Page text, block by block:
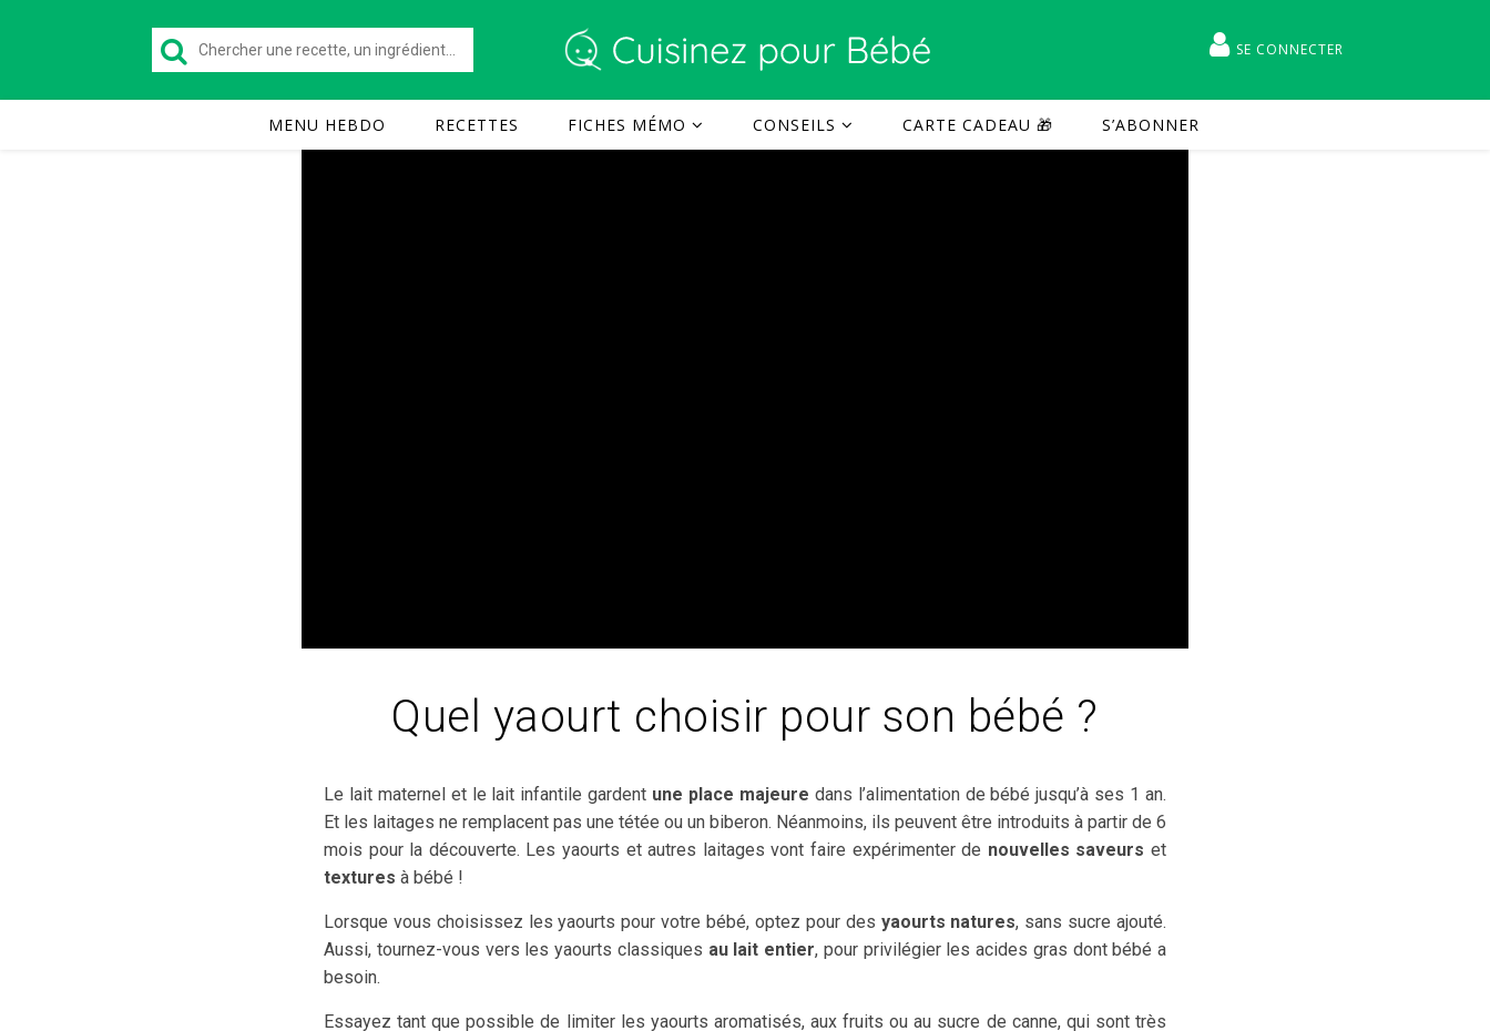
SE CONNECTER
MENU HEBDO RECETTES FICHES MÉMO CONSEILS CARTE CADEAU 🎁 S’ABONNER
Quel yaourt choisir pour son bébé ?
Le lait maternel et le lait infantile gardent une place majeure dans l’alimentation de bébé jusqu’à ses 1 an.
Et les laitages ne remplacent pas une tétée ou un biberon. Néanmoins, ils peuvent être introduits à partir de 6
mois pour la découverte. Les yaourts et autres laitages vont faire expérimenter de nouvelles saveurs et
textures à bébé !
Lorsque vous choisissez les yaourts pour votre bébé, optez pour des yaourts natures, sans sucre ajouté.
Aussi, tournez-vous vers les yaourts classiques au lait entier, pour privilégier les acides gras dont bébé a
besoin.
Essayez tant que possible de limiter les yaourts aromatisés, aux fruits ou au sucre de canne, qui sont très